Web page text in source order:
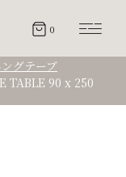
0
グテーブ
90 x 250